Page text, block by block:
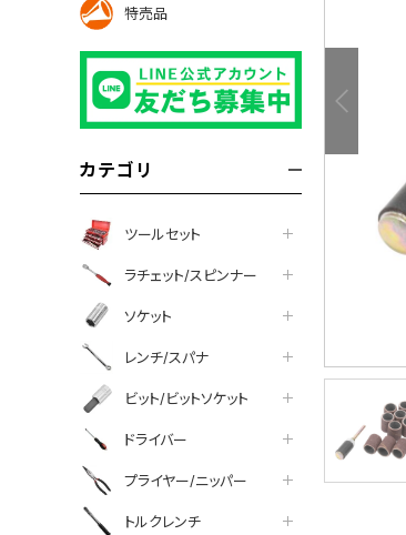
特売品
カテゴリ
ツールセット
ラチェット/スピンナー
ソケット
レンチ/スパナ
ビット/ビットソケット
ドライバー
プライヤー/ニッパー
トルクレンチ
facebook